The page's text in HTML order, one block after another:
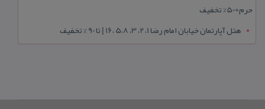
حرم+50% تخفیف
هتل آپارتمان خیابان امام رضا 1، 2، 3، 5،8 ،16 | تا 90 % تخفیف